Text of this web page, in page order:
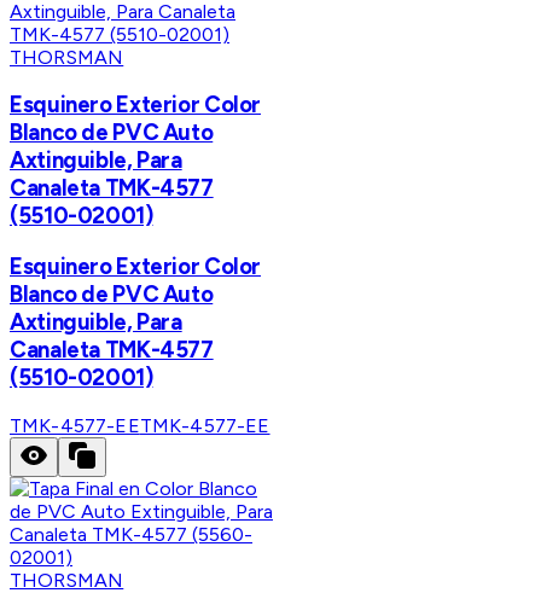
THORSMAN
Esquinero Exterior Color
Blanco de PVC Auto
Axtinguible, Para
Canaleta TMK-4577
(5510-02001)
Esquinero Exterior Color
Blanco de PVC Auto
Axtinguible, Para
Canaleta TMK-4577
(5510-02001)
TMK-4577-EETMK-4577-EE
THORSMAN